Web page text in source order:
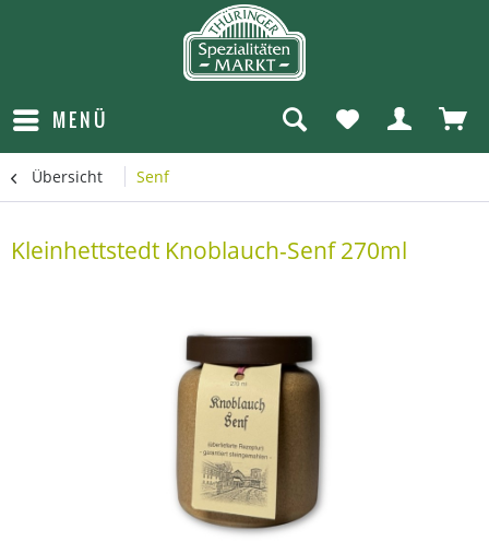
MENÜ
Übersicht Senf
Kleinhettstedt Knoblauch-Senf 270ml